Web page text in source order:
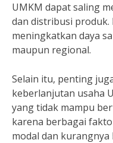
UMKM dapat saling
dan distribusi produk.
meningkatkan daya
maupun regional.
Selain itu, penting
keberlanjutan usaha
yang tidak mampu
karena berbagai
modal dan